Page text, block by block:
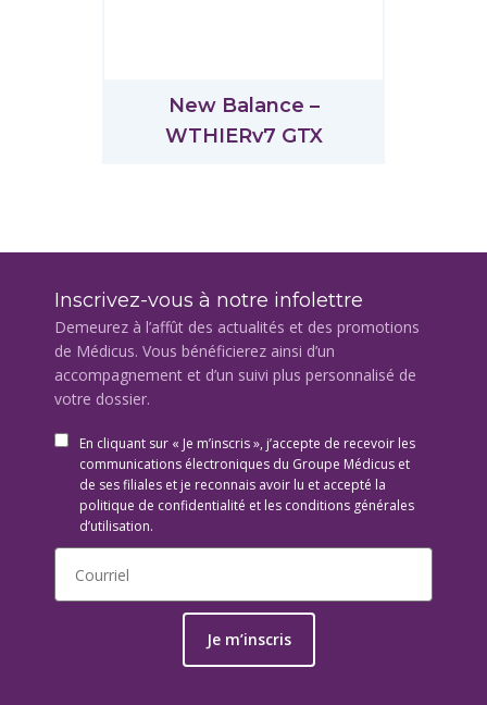
New Balance –
WTHIERv7 GTX
Inscrivez-vous à notre infolettre
Demeurez à l’affût des actualités et des promotions
de Médicus. Vous bénéficierez ainsi d’un
accompagnement et d’un suivi plus personnalisé de
votre dossier.
En cliquant sur « Je m’inscris », j’accepte de recevoir les
communications électroniques du Groupe Médicus et
de ses filiales et je reconnais avoir lu et accepté la
politique de confidentialité et les conditions générales
d’utilisation.
Je m’inscris